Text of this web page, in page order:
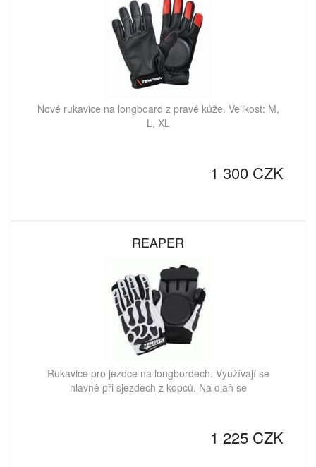
Nové rukavice na longboard z pravé kůže. Velikost: M,
L, XL
1 300 CZK
REAPER
Rukavice pro jezdce na longbordech. Využívají se
hlavně při sjezdech z kopců. Na dlaň se
1 225 CZK